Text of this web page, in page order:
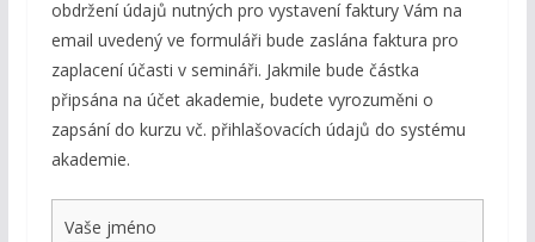
obdržení údajů nutných pro vystavení faktury Vám na
email uvedený ve formuláři bude zaslána faktura pro
zaplacení účasti v semináři. Jakmile bude částka
připsána na účet akademie, budete vyrozuměni o
zapsání do kurzu vč. přihlašovacích údajů do systému
akademie.
Vaše jméno